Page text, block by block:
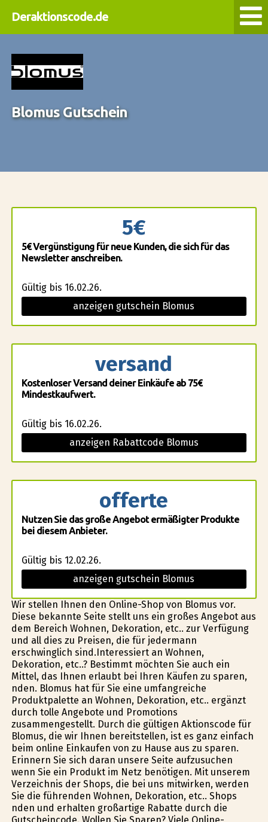
Deraktionscode.de
Blomus Gutschein
5€
5€ Vergünstigung für neue Kunden, die sich für das
Newsletter anschreiben.
Gültig bis 16.02.26.
anzeigen gutschein Blomus
versand
Kostenloser Versand deiner Einkäufe ab 75€
Mindestkaufwert.
Gültig bis 16.02.26.
anzeigen Rabattcode Blomus
offerte
Nutzen Sie das große Angebot ermäßigter Produkte
bei diesem Anbieter.
Gültig bis 12.02.26.
anzeigen gutschein Blomus
Wir stellen Ihnen den Online-Shop von Blomus vor.
Diese bekannte Seite stellt uns ein großes Angebot aus
dem Bereich Wohnen, Dekoration, etc.. zur Verfügung
und all dies zu Preisen, die für jedermann
erschwinglich sind.Interessiert an Wohnen,
Dekoration, etc..? Bestimmt möchten Sie auch ein
Mittel, das Ihnen erlaubt bei Ihren Käufen zu sparen,
finden. Blomus hat für Sie eine umfangreiche
Produktpalette an Wohnen, Dekoration, etc.. ergänzt
durch tolle Angebote und Promotions
zusammengestellt. Durch die gültigen Aktionscode für
Blomus, die wir Ihnen bereitstellen, ist es ganz einfach
beim online Einkaufen von zu Hause aus zu sparen.
Erinnern Sie sich daran unsere Seite aufzusuchen
wenn Sie ein Produkt im Netz benötigen. Mit unserem
Verzeichnis der Shops, die bei uns mitwirken, werden
Sie die führenden Wohnen, Dekoration, etc.. Shops
finden und erhalten großartige Rabatte durch die